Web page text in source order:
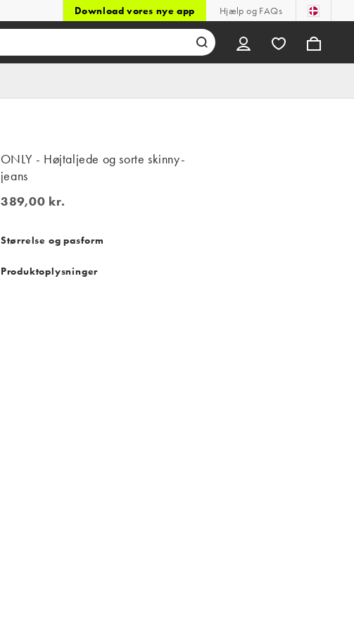
Download vores nye app Hjælp og FAQs
ONLY - Højtaljede og sorte skinny-
jeans
389,00 kr.
389,00 kr.
Størrelse og pasform
Produktoplysninger